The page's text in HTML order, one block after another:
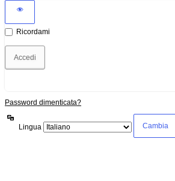
Ricordami
Password dimenticata?
Lingua